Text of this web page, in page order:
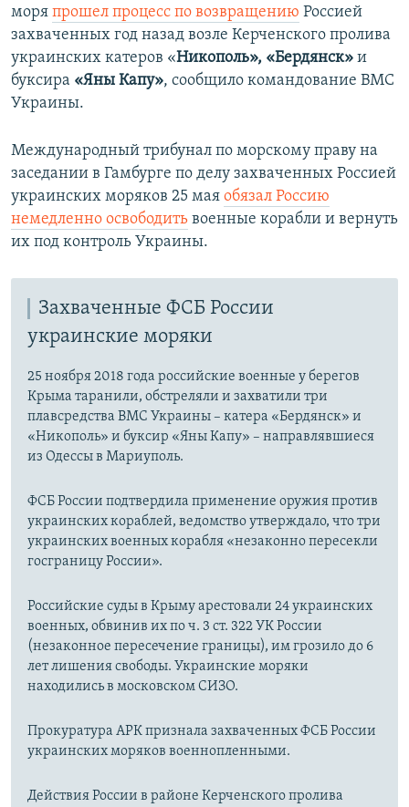
моря прошел процесс по возвращению Россией
захваченных год назад возле Керченского пролива
украинских катеров «Никополь», «Бердянск» и
буксира «Яны Капу», сообщило командование ВМС
Украины.
Международный трибунал по морскому праву на
заседании в Гамбурге по делу захваченных Россией
украинских моряков 25 мая обязал Россию
немедленно освободить военные корабли и вернуть
их под контроль Украины.​
Захваченные ФСБ России
украинские моряки
25 ноября 2018 года российские военные у берегов
Крыма таранили, обстреляли и захватили три
плавсредства ВМС Украины – катера «Бердянск» и
«Никополь» и буксир «Яны Капу» – направлявшиеся
из Одессы в Мариуполь.
ФСБ России подтвердила применение оружия против
украинских кораблей, ведомство утверждало, что три
украинских военных корабля «незаконно пересекли
госграницу России».
Российские суды в Крыму арестовали 24 украинских
военных, обвинив их по ч. 3 ст. 322 УК России
(незаконное пересечение границы), им грозило до 6
лет лишения свободы. Украинские моряки
находились в московском СИЗО.
Прокуратура АРК признала захваченных ФСБ России
украинских моряков военнопленными.
Действия России в районе Керченского пролива